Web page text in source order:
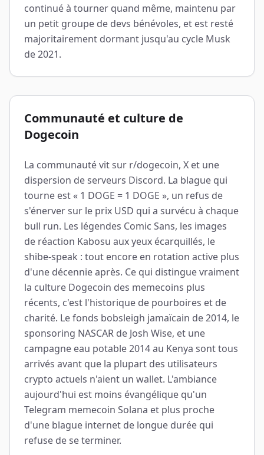
continué à tourner quand même, maintenu par
un petit groupe de devs bénévoles, et est resté
majoritairement dormant jusqu'au cycle Musk
de 2021.
Communauté et culture de
Dogecoin
La communauté vit sur r/dogecoin, X et une
dispersion de serveurs Discord. La blague qui
tourne est « 1 DOGE = 1 DOGE », un refus de
s'énerver sur le prix USD qui a survécu à chaque
bull run. Les légendes Comic Sans, les images
de réaction Kabosu aux yeux écarquillés, le
shibe-speak : tout encore en rotation active plus
d'une décennie après. Ce qui distingue vraiment
la culture Dogecoin des memecoins plus
récents, c'est l'historique de pourboires et de
charité. Le fonds bobsleigh jamaïcain de 2014, le
sponsoring NASCAR de Josh Wise, et une
campagne eau potable 2014 au Kenya sont tous
arrivés avant que la plupart des utilisateurs
crypto actuels n'aient un wallet. L'ambiance
aujourd'hui est moins évangélique qu'un
Telegram memecoin Solana et plus proche
d'une blague internet de longue durée qui
refuse de se terminer.